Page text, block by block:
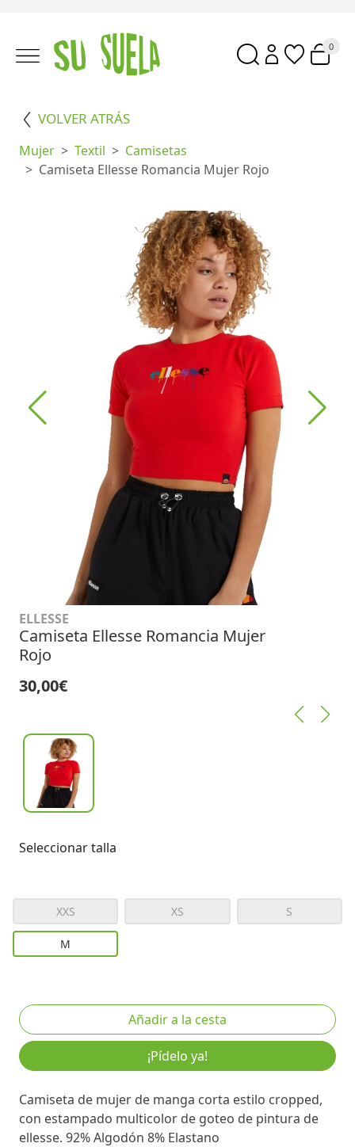
0
VOLVER ATRÁS
Mujer Textil
Camisetas
Camiseta Ellesse Romancia Mujer Rojo
ELLESSE
Camiseta Ellesse Romancia Mujer
Rojo
30,00€
Seleccionar talla
XXS XS S
M
¡Pídelo ya!
Camiseta de mujer de manga corta estilo cropped,
con estampado multicolor de goteo de pintura de
ellesse. 92% Algodón 8% Elastano